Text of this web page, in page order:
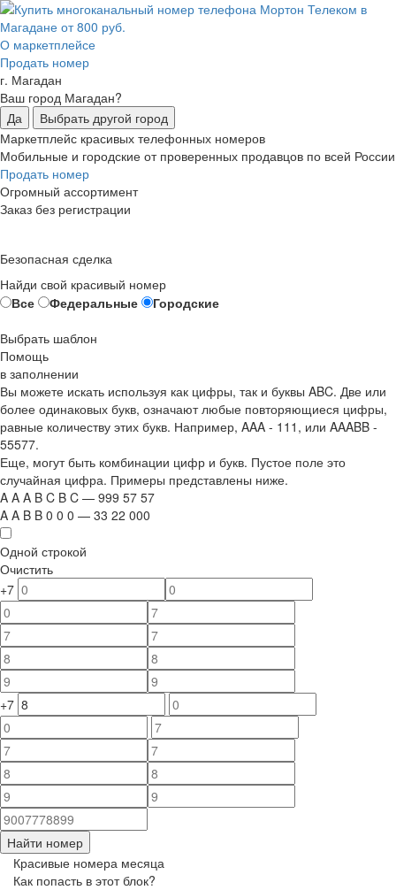
О маркетплейсе
Продать номер
г. Магадан
Ваш город Магадан?
Да
Выбрать другой город
Маркетплейс красивых телефонных номеров
Мобильные и городские от проверенных продавцов по всей России
Продать номер
Огромный ассортимент
Заказ без регистрации
Безопасная сделка
Найди свой красивый номер
Все
Федеральные
Городские
Выбрать шаблон
Помощь
в заполнении
Вы можете искать используя как цифры, так и буквы ABC. Две или
более одинаковых букв, означают любые повторяющиеся цифры,
равные количеству этих букв. Например, AAA - 111 , или AAABB -
55577.
Еще, могут быть комбинации цифр и букв. Пустое поле это
случайная цифра. Примеры представлены ниже.
A A A B C B C — 999 57 57
A A B B 0 0 0 — 33 22 000
Одной строкой
Очистить
+7
+7
Найти номер
Красивые номера месяца
Как попасть в этот блок?